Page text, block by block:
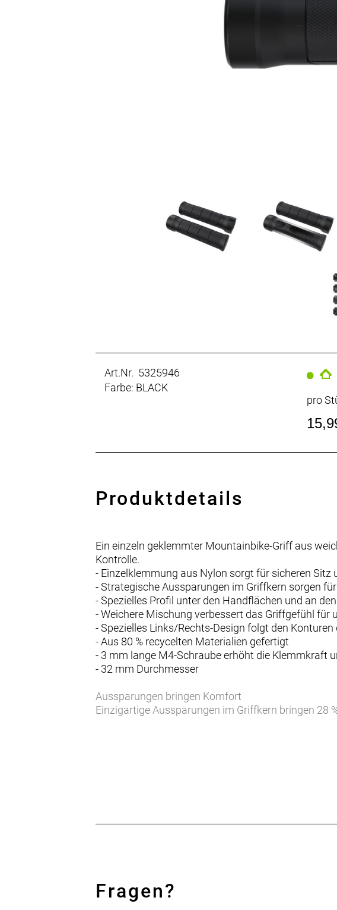
Art.Nr. 5325946
Farbe: BLACK
pro
Produktdetails
Ein einzeln geklemmter Mountainbike-Griff aus
Kontrolle.
- Einzelklemmung aus Nylon sorgt für sicheren
- Strategische Aussparungen im Griffkern sorgen
- Spezielles Profil unter den Handflächen und an
- Weichere Mischung verbessert das Griffgefühl
- Spezielles Links/Rechts-Design folgt den Konturen
- Aus 80 % recycelten Materialien gefertigt
- 3 mm lange M4-Schraube erhöht die Klemmkraft
- 32 mm Durchmesser
Aussparungen bringen Komfort
Einzigartige Aussparungen im Griffkern bringen 28
Die überarbeitete, weichere Mischung bietet ein
Fragen?